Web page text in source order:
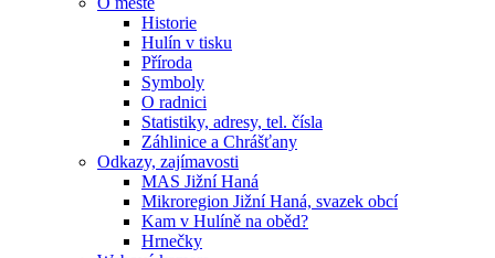
Historie
Hulín v tisku
Příroda
Symboly
O radnici
Statistiky, adresy, tel. čísla
Záhlinice a Chrášťany
Odkazy, zajímavosti
MAS Jižní Haná
Mikroregion Jižní Haná, svazek obcí
Kam v Hulíně na oběd?
Hrnečky